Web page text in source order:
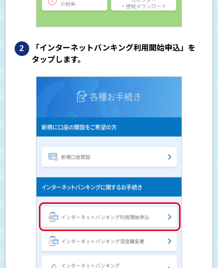
「インターネットバンキング利用開始申込」を
タップします。